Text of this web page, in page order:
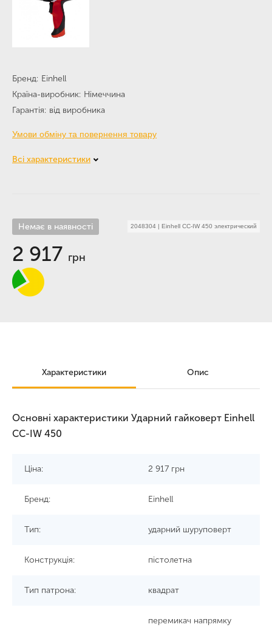
Бренд Einhell
Країна-виробник Німеччина
Гарантія від виробника
Умови обміну та повернення товару
Всі характеристики
Немає в наявності 2048304 | Einhell CC-IW 450 электрический
2 917 грн
Характеристики Опис
Основні характеристики Ударний гайковерт Einhell
CC-IW 450
Ціна: 2 917 грн
Бренд: Einhell
Тип: ударний шуруповерт
Конструкція: пістолетна
Тип патрона: квадрат
перемикач напрямку